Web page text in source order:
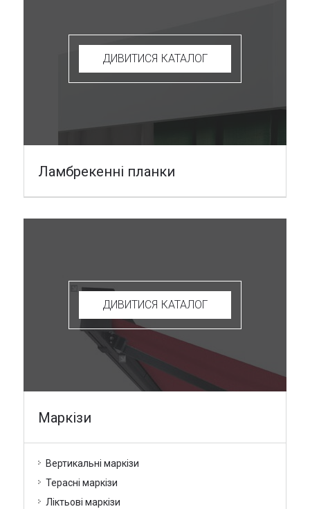
ДИВИТИСЯ КАТАЛОГ
Ламбрекенні планки
ДИВИТИСЯ КАТАЛОГ
Маркізи
Вертикальні маркізи
Терасні маркізи
Ліктьові маркізи